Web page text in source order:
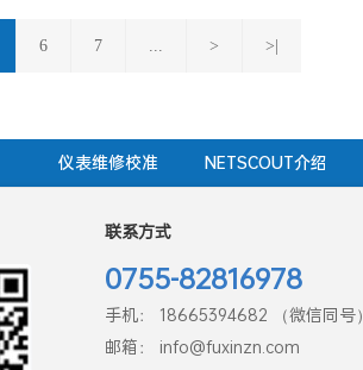
6 7 ... > >|
仪表维修校准 NETSCOUT介绍
联系方式
0755-82816978
手机： 18665394682 （微信同号）
邮箱： info@fuxinzn.com